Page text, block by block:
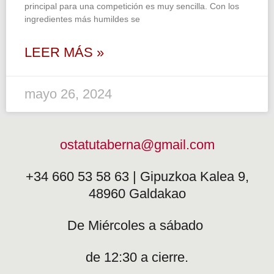
principal para una competición es muy sencilla. Con los
ingredientes más humildes se
LEER MÁS »
mayo 26, 2024
ostatutaberna@gmail.com
+34 660 53 58 63 | Gipuzkoa Kalea 9,
48960 Galdakao
De Miércoles a sábado
de 12:30 a cierre.